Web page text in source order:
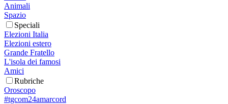
Animali
Spazio
Speciali
Elezioni Italia
Elezioni estero
Grande Fratello
L'isola dei famosi
Amici
Rubriche
Oroscopo
#tgcom24amarcord